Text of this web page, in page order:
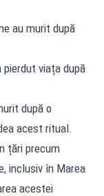
au murit după
pierdut viața după
după o
acest ritual.
țări precum
inclusiv în Marea
acestei